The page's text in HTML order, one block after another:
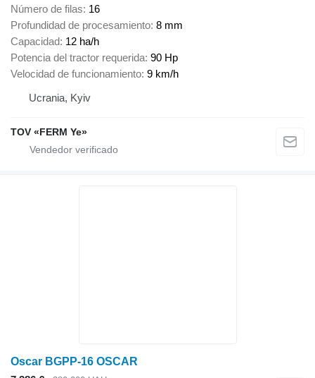
Número de filas 16
Profundidad de procesamiento 8 mm
Capacidad 12 ha/h
Potencia del tractor requerida 90 Hp
Velocidad de funcionamiento 9 km/h
Ucrania, Kyiv
TOV «FERM Ye»
Oscar BGPP-16 OSCAR